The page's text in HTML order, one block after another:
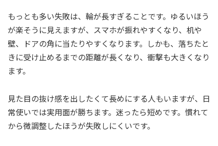
もっとも多い失敗は、輪が長すぎることです。ゆるいほう
が楽そうに見えますが、スマホが振れやすくなり、机や
壁、ドアの角に当たりやすくなります。しかも、落ちたと
きに受け止めるまでの距離が長くなり、衝撃も大きくなり
ます。
見た目の抜け感を出したくて長めにする人もいますが、日
常使いでは実用面が勝ちます。迷ったら短めです。慣れて
から微調整したほうが失敗しにくいです。